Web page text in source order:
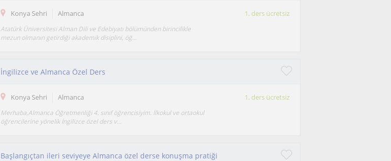
Konya Sehri Almanca 1. ders ücretsiz
Atatürk Üniversitesi Alman Dili ve Edebiyatı bölümünden birincilikle
mezun olmanın getirdiği akademik disiplini, öğ...
İngilizce ve Almanca Özel Ders
Konya Sehri Almanca 1. ders ücretsiz
Merhaba,Almanca Öğretmenliği 4. sınıf öğrencisiyim. İlkokul ve ortaokul
öğrencilerine yönelik İngilizce özel ders v...
Başlangıçtan ileri seviyeye Almanca özel derse konuşma pratiği